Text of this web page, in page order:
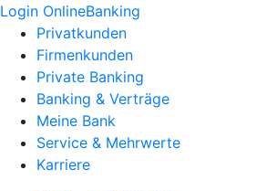
Login OnlineBanking
Privatkunden
Firmenkunden
Private Banking
Banking & Verträge
Meine Bank
Service & Mehrwerte
Karriere